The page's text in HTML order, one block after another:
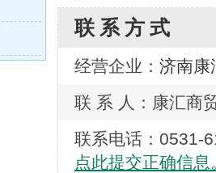
联系方式
经营企业： 济南康
联 系 人：康汇商
联系电话：
点此提交正确信息